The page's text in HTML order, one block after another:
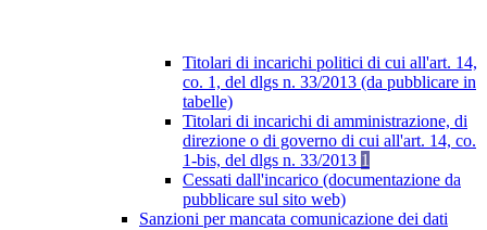
Titolari di incarichi politici di cui all'art. 14,
co. 1, del dlgs n. 33/2013 (da pubblicare in
tabelle)
Titolari di incarichi di amministrazione, di
direzione o di governo di cui all'art. 14, co.
1-bis, del dlgs n. 33/2013 1
Cessati dall'incarico (documentazione da
pubblicare sul sito web)
Sanzioni per mancata comunicazione dei dati